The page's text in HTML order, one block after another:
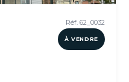
Réf. 62_0032
À VENDRE